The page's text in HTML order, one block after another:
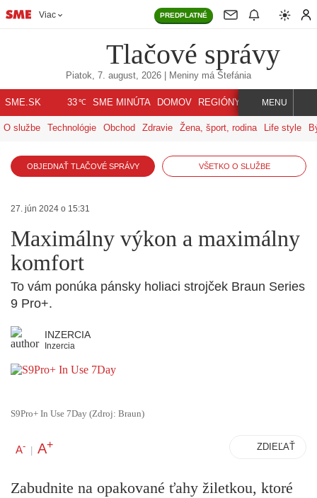
Viac PREDPLATNÉ
Tlačové správy
Piatok, 7. august, 2026 | Meniny má Štefánia
SME.SK 33℃ SME MINÚTA DOMOV REGIÓNY INDEX SVET
MENU
O službe Technológie Obchod Zdravie Žena, šport, rodina Life style
OBJEDNAŤ TLAČOVÉ SPRÁVY VŠETKO O SLUŽBE
27. jún 2024 o 15:31
Maximálny výkon a maximálny
komfort
To vám ponúka pánsky holiaci strojček Braun Series
9 Pro+.
INZERCIA
Inzercia
S9Pro+ In Use 7Day (Zdroj: Braun)
A- | A+ ZDIEĽAŤ
Zabudnite na opakované ťahy žiletkou, ktoré